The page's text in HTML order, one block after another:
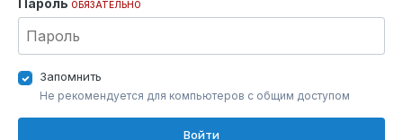
Пароль ОБЯЗАТЕЛЬНО
Запомнить
Не рекомендуется для компьютеров с общим доступом
Войти